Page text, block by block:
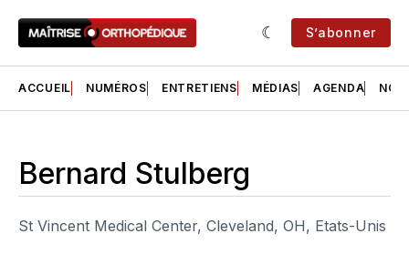
S’abonner
ACCUEIL NUMÉROS ENTRETIENS MÉDIAS AGENDA NOS
Bernard Stulberg
St Vincent Medical Center, Cleveland, OH, Etats-Unis